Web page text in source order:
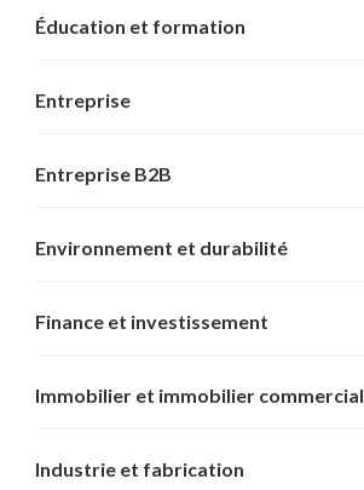
Éducation et formation
Entreprise
Entreprise B2B
Environnement et durabilité
Finance et investissement
Immobilier et immobilier commercial
Industrie et fabrication